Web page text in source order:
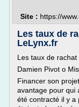
Site : https://
Les taux de
LeLynx.fr
Les taux de
Damien Pivot o
Financer son
avantage pour qui
été contracté il y a